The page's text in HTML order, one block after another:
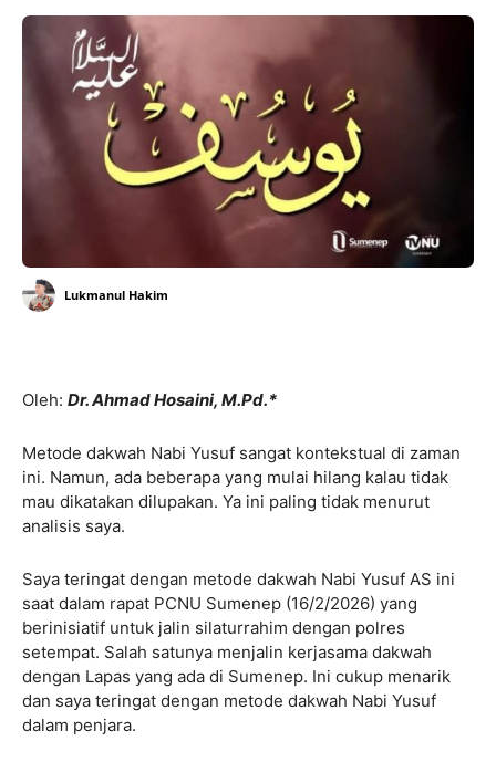
Lukmanul Hakim
Oleh: Dr. Ahmad Hosaini, M.Pd.*
Metode dakwah Nabi Yusuf sangat kontekstual di zaman
ini. Namun, ada beberapa yang mulai hilang kalau tidak
mau dikatakan dilupakan. Ya ini paling tidak menurut
analisis saya.
Saya teringat dengan metode dakwah Nabi Yusuf AS ini
saat dalam rapat PCNU Sumenep (16/2/2026) yang
berinisiatif untuk jalin silaturrahim dengan polres
setempat. Salah satunya menjalin kerjasama dakwah
dengan Lapas yang ada di Sumenep. Ini cukup menarik
dan saya teringat dengan metode dakwah Nabi Yusuf
dalam penjara.